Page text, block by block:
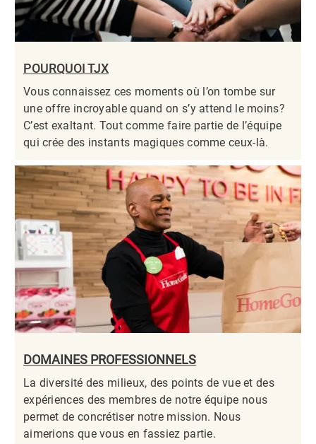
POURQUOI TJX
Vous connaissez ces moments où l’on tombe sur
une offre incroyable quand on s’y attend le moins?
C’est exaltant. Tout comme faire partie de l’équipe
qui crée des instants magiques comme ceux-là.​​​​​​​
DOMAINES PROFESSIONNELS
La diversité des milieux, des points de vue et des
expériences des membres de notre équipe nous
permet de concrétiser notre mission. Nous
aimerions que vous en fassiez partie.​​​​​​​